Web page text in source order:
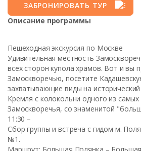
ЗАБРОНИРОВАТЬ ТУР
Описание программы
Пешеходная экскурсия по Москве
Удивительная местность
всех сторон купола храмов. Вот и вы
Замоскворечью, посетите
захватывающие виды на
Кремля с колокольни одного из самых
Замоскворечья, со знаменитой
11:30 –
Сбор группы и встреча с гидом м.
№1.